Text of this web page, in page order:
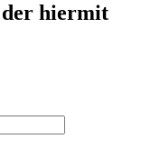
der hiermit